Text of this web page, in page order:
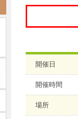
開催日
開催時間
場所